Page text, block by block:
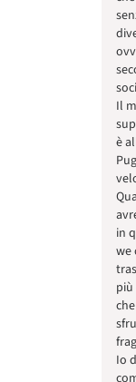
Il
è
in
we
Io